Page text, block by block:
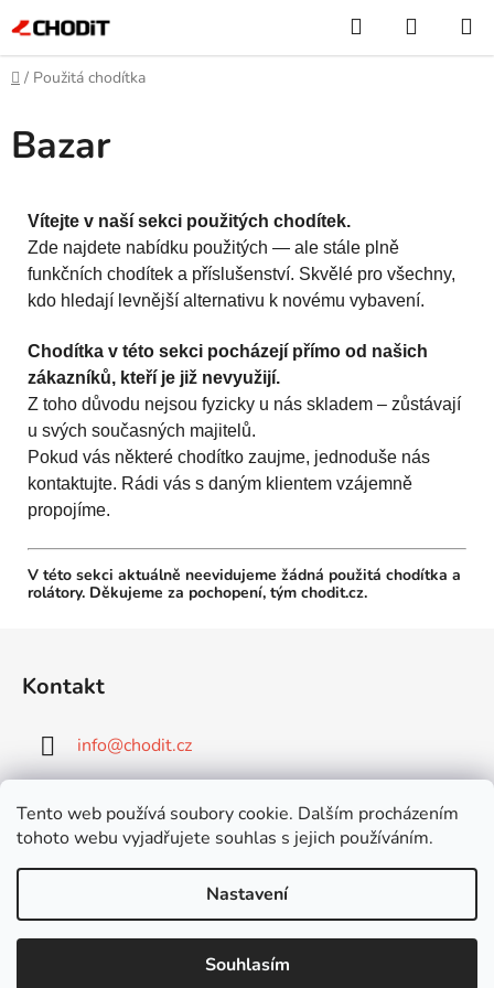
Tento web používá soubory cookie. Dalším procházením
tohoto webu vyjadřujete souhlas s jejich používáním.
Nastavení
Souhlasím
na
obsah
Hledat
KOŠÍK
Domů
/ Použitá chodítka
Bazar
Vítejte v naší sekci použitých chodítek.
Zde najdete nabídku použitých — ale stále plně
funkčních chodítek a příslušenství. Skvělé pro všechny,
kdo hledají levnější alternativu k novému vybavení.
Chodítka v této sekci pocházejí přímo od našich
zákazníků, kteří je již nevyužijí.
Z toho důvodu nejsou fyzicky u nás skladem – zůstávají
u svých současných majitelů.
Pokud vás některé chodítko zaujme, jednoduše nás
kontaktujte. Rádi vás s daným klientem vzájemně
propojíme.
V této sekci aktuálně neevidujeme žádná použitá chodítka a
rolátory. Děkujeme za pochopení, tým chodit.cz.
í
Kontakt
info@chodit.cz
+420 777 599 400
Vytvořil Shoptet
Čtyřkolová chodítka